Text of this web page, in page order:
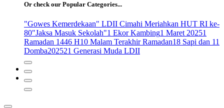
Or check our Popular Categories...
"Gowes Kemerdekaan" LDII Cimahi Meriahkan HUT RI ke-
80"Jaksa Masuk Sekolah"1 Ekor Kambing1 Maret 20251
Ramadan 1446 H10 Malam Terakhir Ramadan18 Sapi dan 11
Domba202521 Generasi Muda LDII